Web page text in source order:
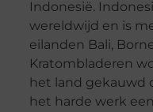
Indonesië.
wereldwijd en is
eilanden Bali,
Kratombladeren
het land gekauwd
het harde werk